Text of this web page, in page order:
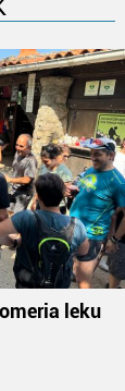
leku